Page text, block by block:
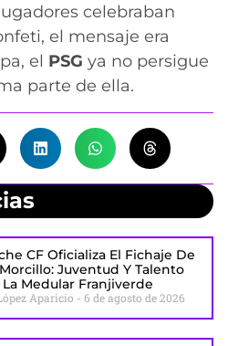
celebraban
el mensaje era
el PSG ya no persigue
parte de ella.
CF Oficializa El Fichaje De
Juventud Y Talento
La Medular Franjiverde
Aparicio 6 de agosto de 2026